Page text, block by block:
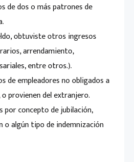
de dos o más patrones de
obtuviste otros ingresos
arrendamiento,
entre otros.).
de empleadores no obligados a
provienen del extranjero.
por concepto de jubilación,
o algún tipo de indemnización